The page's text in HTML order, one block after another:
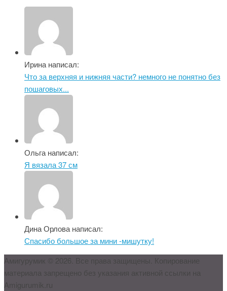
Ирина написал:
Что за верхняя и нижняя части? немного не понятно без
пошаговых...
Ольга написал:
Я вязала 37 см
Дина Орлова написал:
Спасибо большое за мини -мишутку!
Амигурумик © 2026. Все права защищены. Копирование
материала запрещено без указания активной ссылки на
Amigurumik.ru